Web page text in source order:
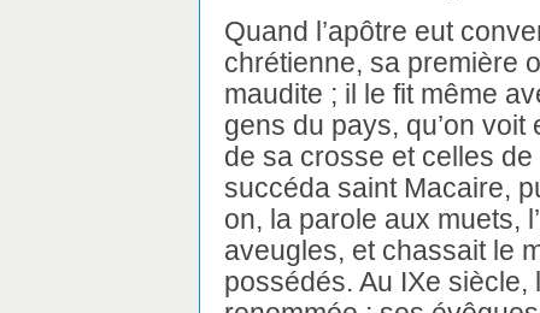
Quand l’apôtre eut
chrétienne, sa première
maudite ; il le fit même
gens du pays, qu’on
de sa crosse et celles
succéda saint Macaire,
on, la parole aux muets,
aveugles, et chassait le
possédés. Au IXe siècle,